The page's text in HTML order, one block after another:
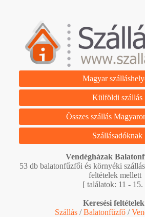
Magyar
Külföldi szállás
Összes szállás
Szállásadóknak
Vendégházak
53 db balatonfűzfői és környéki
feltételek mellett
[ találatok: 11 - 15.
Keresési
Szállás/Balatonfűzfő/